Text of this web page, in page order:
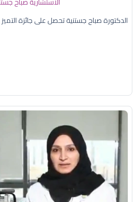
الدكتورة صباح جستنية تحصل على جائزة التميز